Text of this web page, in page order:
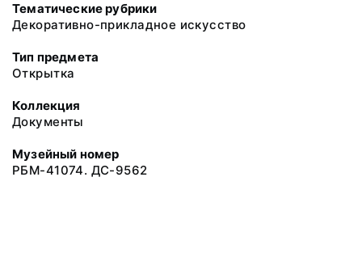
Тематические рубрики
Декоративно-прикладное искусство
Тип предмета
Открытка
Коллекция
Документы
Музейный номер
РБМ-41074. ДС-9562